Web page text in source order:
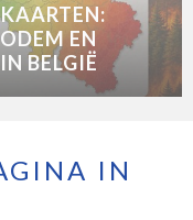
EN
BELGIË
IN